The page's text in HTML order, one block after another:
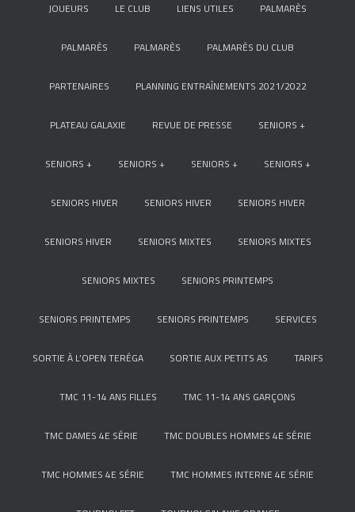
JOUEURS LE CLUB LIENS UTILES PALMARÈS
PALMARÈS PALMARÈS PALMARÈS DU CLUB
PARTENAIRES PLANNING ENTRAÎNEMENTS 2021/2022
PLATEAU GALAXIE REVUE DE PRESSE SENIORS +
SENIORS + SENIORS + SENIORS + SENIORS +
SENIORS HIVER SENIORS HIVER SENIORS HIVER
SENIORS HIVER SENIORS MIXTES SENIORS MIXTES
SENIORS MIXTES SENIORS PRINTEMPS
SENIORS PRINTEMPS SENIORS PRINTEMPS SERVICES
SORTIE À L’OPEN TERÉGA SORTIE AUX PETITS AS TARIFS
TMC 11-14 ANS FILLES TMC 11-14 ANS GARÇONS
TMC DAMES 4E SÉRIE TMC DOUBLES HOMMES 4E SÉRIE
TMC HOMMES 4E SÉRIE TMC HOMMES INTERNE 4E SÉRIE